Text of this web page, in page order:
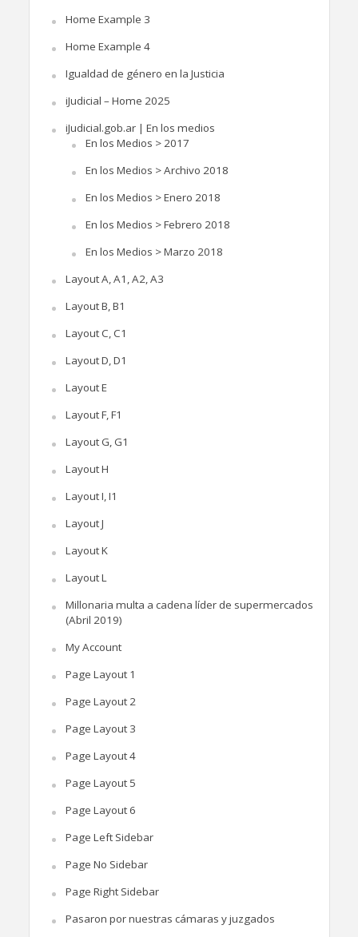
Home Example 3
Home Example 4
Igualdad de género en la Justicia
iJudicial – Home 2025
iJudicial.gob.ar | En los medios
En los Medios > 2017
En los Medios > Archivo 2018
En los Medios > Enero 2018
En los Medios > Febrero 2018
En los Medios > Marzo 2018
Layout A, A1, A2, A3
Layout B, B1
Layout C, C1
Layout D, D1
Layout E
Layout F, F1
Layout G, G1
Layout H
Layout I, I1
Layout J
Layout K
Layout L
Millonaria multa a cadena líder de supermercados
(Abril 2019)
My Account
Page Layout 1
Page Layout 2
Page Layout 3
Page Layout 4
Page Layout 5
Page Layout 6
Page Left Sidebar
Page No Sidebar
Page Right Sidebar
Pasaron por nuestras cámaras y juzgados